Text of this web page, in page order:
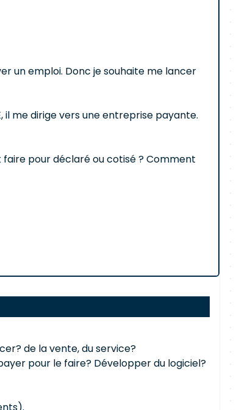
un emploi. Donc je souhaite me lancer
il me dirige vers une entreprise payante.
faire pour déclaré ou cotisé ? Comment
de la vente, du service?
pour le faire? Développer du logiciel?